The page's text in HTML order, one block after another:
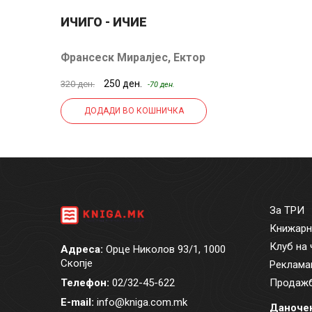
ИЧИГО - ИЧИЕ
Франсеск Миралјес, Ектор
320 ден. 250 ден. -70 ден.
ДОДАДИ ВО КОШНИЧКА
Адреса: Орце Николов 93/1, 1000
Скопје
Телефон: 02/32-45-622
E-mail: info@kniga.com.mk
За ТРИ
Клуб на